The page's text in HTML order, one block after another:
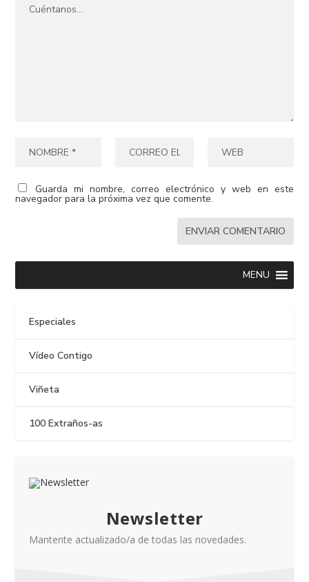
Guarda mi nombre, correo electrónico y web en este
navegador para la próxima vez que comente.
MENU
Especiales
Vídeo Contigo
Viñeta
100 Extraños-as
Newsletter
Mantente actualizado/a de todas las novedades.